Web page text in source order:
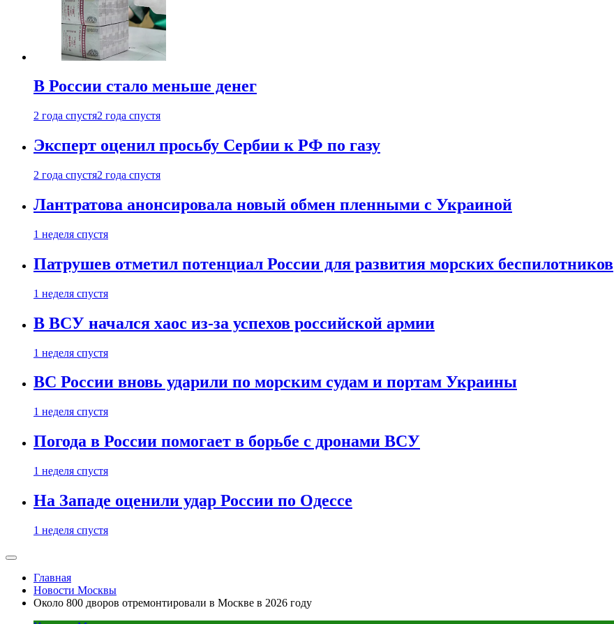
В России стало меньше денег
2 года спустя2 года спустя
Эксперт оценил просьбу Сербии к РФ по газу
2 года спустя2 года спустя
Лантратова анонсировала новый обмен пленными с Украиной
1 неделя спустя
Патрушев отметил потенциал России для развития морских беспилотников
1 неделя спустя
В ВСУ начался хаос из-за успехов российской армии
1 неделя спустя
ВС России вновь ударили по морским судам и портам Украины
1 неделя спустя
Погода в России помогает в борьбе с дронами ВСУ
1 неделя спустя
На Западе оценили удар России по Одессе
1 неделя спустя
Главная
Новости Москвы
Около 800 дворов отремонтировали в Москве в 2026 году